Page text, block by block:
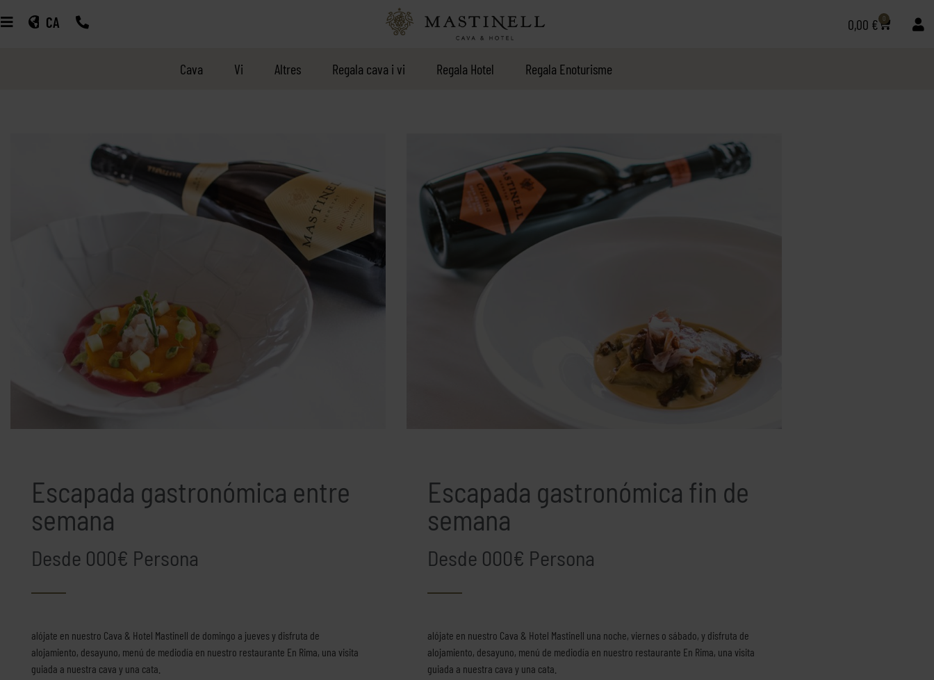
CA 0,00 € 0
Cava Vi Altres Regala cava i vi Regala Hotel Regala Enoturisme
Escapada gastronómica entre
semana
Desde 000€ Persona
alójate en nuestro Cava & Hotel Mastinell de domingo a jueves y disfruta de
alojamiento, desayuno, menú de mediodía en nuestro restaurante En Rima, una visita
guiada a nuestra cava y una cata.
Escapada gastronómica fin de
semana
Desde 000€ Persona
alójate en nuestro Cava & Hotel Mastinell una noche, viernes o sábado, y disfruta de
alojamiento, desayuno, menú de mediodía en nuestro restaurante En Rima, una visita
guiada a nuestra cava y una cata.